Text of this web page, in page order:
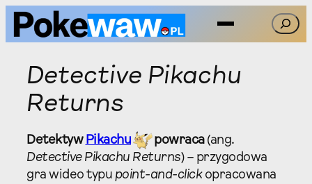
Przejdź
Szukaj
Detective Pikachu
Returns
Detektyw Pikachu powraca(ang.
Detective Pikachu Returns) – przygodowa
gra wideo typu point-and-clickopracowana